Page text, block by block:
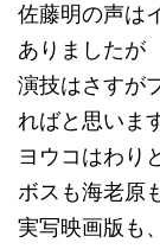
佐藤明の声は
ありましたが
演技はさすが
ればと思いま
ヨウコはわり
ボスも海老原
実写映画版も